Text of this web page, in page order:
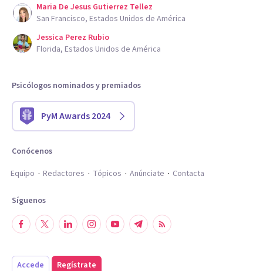
Maria De Jesus Gutierrez Tellez
San Francisco, Estados Unidos de América
Jessica Perez Rubio
Florida, Estados Unidos de América
Psicólogos nominados y premiados
PyM Awards 2024
Conócenos
Equipo
Redactores Tópicos Anúnciate Contacta
Síguenos
Accede Regístrate